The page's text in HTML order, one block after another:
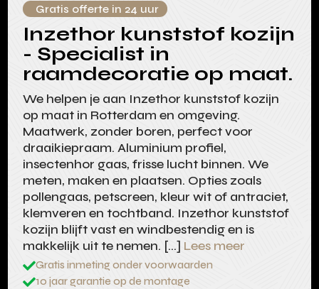
Gratis offerte in 24 uur
Inzethor kunststof kozijn
- Specialist in
raamdecoratie op maat.
We helpen je aan Inzethor kunststof kozijn
op maat in Rotterdam en omgeving.
Maatwerk, zonder boren, perfect voor
draaikiepraam. Aluminium profiel,
insectenhor gaas, frisse lucht binnen. We
meten, maken en plaatsen. Opties zoals
pollengaas, petscreen, kleur wit of antraciet,
klemveren en tochtband. Inzethor kunststof
kozijn blijft vast en windbestendig en is
makkelijk uit te nemen. […] Lees meer
Gratis inmeting onder voorwaarden
10 jaar garantie op de montage